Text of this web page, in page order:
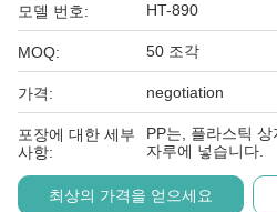
모델 번호: HT-890
MOQ: 50 조각
가격: negotiation
포장에 대한 세부
사항:
PP는, 플라스틱
자루에 넣습니다.
최상의 가격을 얻으세요